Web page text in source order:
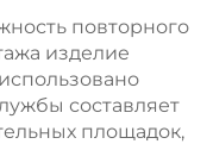
повторного
изделие
составляет
площадок,